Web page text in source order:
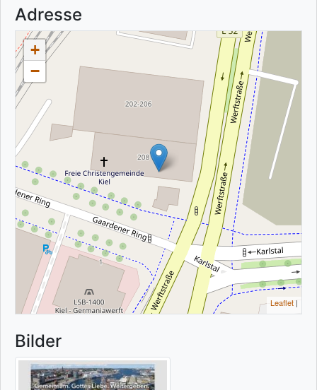
Adresse
+
−
Leaflet |
Bilder